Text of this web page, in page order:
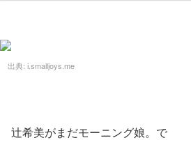
出典: i.smalljoys.me
辻希美がまだモーニング娘。で